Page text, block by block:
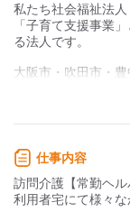
お客様との対話が
少ない
力仕事が少ない
（1）従事すべき
私たち社会福祉法人
「子育て支援事業
る法人です。
大阪市・吹田市・豊
研修体制や福利厚生
子育て支援・高齢者
多様な価値観に触れ
仕事内容
訪問介護【常勤ヘル
利用者宅にて様々な